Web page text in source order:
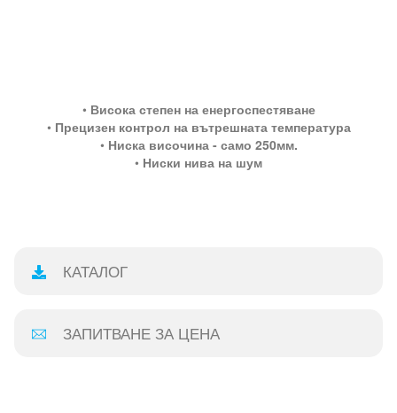
• Висока степен на енергоспестяване
• Прецизен контрол на вътрешната температура
• Ниска височина - само 250мм.
• Ниски нива на шум
КАТАЛОГ
ЗАПИТВАНЕ ЗА ЦЕНА